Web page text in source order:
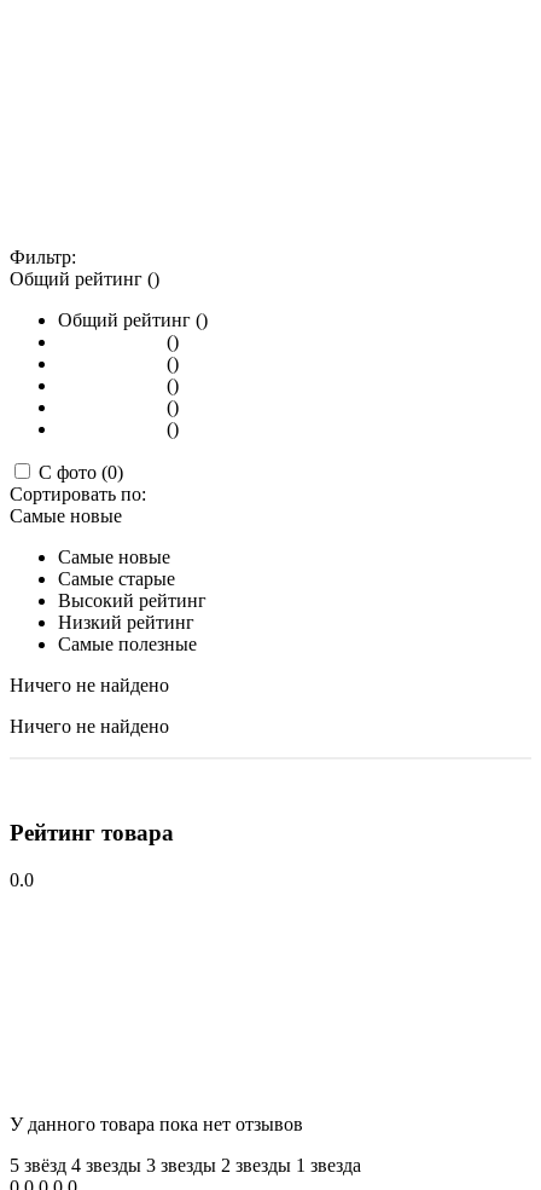
Фильтр:
Общий рейтинг ()
Общий рейтинг ()
()
()
()
()
()
С фото (0)
Сортировать по:
Самые новые
Самые новые
Самые старые
Высокий рейтинг
Низкий рейтинг
Самые полезные
Ничего не найдено
Ничего не найдено
Рейтинг товара
0.0
У данного товара пока нет отзывов
5 звёзд 4 звeзды 3 звeзды 2 звeзды 1 звeзда